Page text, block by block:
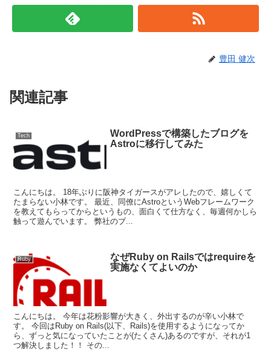
豊田 健次
関連記事
Tech
WordPressで構築したブログを
Astroに移行してみた
こんにちは。 18年ぶりに阪神タイガースがアレしたので、嬉しくて
たまらない小林です。 最近、同僚にAstroというWebフレームワーク
を教えてもらってからというもの、面白くて仕方なく、毎週何かしら
触って遊んでいます。 弊社のブ...
Ruby
なぜRuby on Railsではrequireを
実施なくてよいのか
こんにちは。 今年は花粉影響が大きく、外出するのが辛い小林で
す。 今回はRuby on Rails(以下、Rails)を使用するようになってか
ら、ずっと気になっていたことが(たくさん)あるのですが、それが1
つ解決しました！！ その...